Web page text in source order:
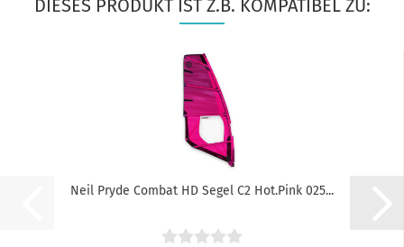
DIESES PRODUKT IST Z.B. KOMPATIBEL ZU:
Neil Pryde Combat HD Segel C2 Hot.Pink 025...